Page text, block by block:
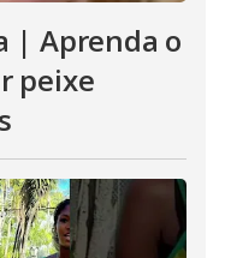
| Aprenda o
peixe